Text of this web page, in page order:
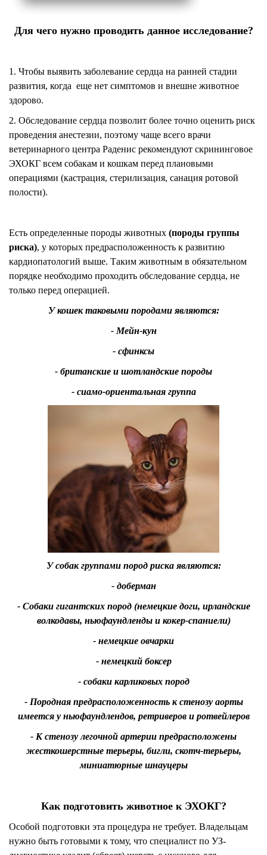
Для чего нужно проводить данное исследование?
1. Чтобы выявить заболевание сердца на ранней стадии
развития, когда еще нет симптомов и внешне животное
здорово.
2. Обследование сердца позволит более точно оценить риск
проведения анестезии, поэтому чаще всего врачи
ветеринарного центра Раденис рекомендуют скрининговое
ЭХОКГ всем собакам и кошкам перед плановыми
операциями (кастрация, стерилизация, санация ротовой
полости).
Есть определенные породы животных (породы группы
риска), у которых предрасположенность к развитию
кардиопатологий выше. Таким животным в обязательном
порядке необходимо проходить обследование сердца, не
только перед операцией.
У кошек таковыми породами являются:
- Мейн-кун
- сфинксы
- британские и шотландские породы
- сиамо-ориентальная группа
У собак группами пород риска являются:
- доберман
- Собаки гигантских пород (немецкие доги, ирландские
волкодавы, ньюфаундленды и кокер-спаниели)
- немецкие овчарки
- немецкий боксер
- собаки карликовых пород
- Породная предрасположенность к стенозу аорты
имеется у ньюфаундлендов, ретриверов и ротвейлеров
- К стенозу легочной артерии предрасположены
жесткошерстные терьеры, бигли, скотч-терьеры,
миниатюрные шнауцеры
Как подготовить животное к ЭХОКГ?
Особой подготовки эта процедура не требует. Владельцам
нужно быть готовыми к тому, что специалист по УЗ-